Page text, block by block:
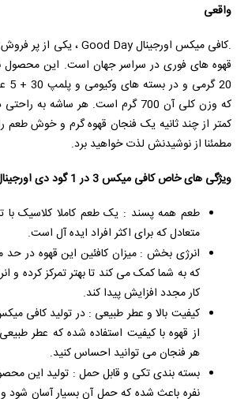
واقعی
.کافی میکس اورجینالGood Day، یکی از پر
قهوه های فوری در سراسر جهان است. این
که وزن کلی آن 700 گرم است. هر ساشه
کمتر از چند ثانیه یک فنجان قهوه گرم و خوش طعم
مطمئنا از نوشیدنش لذت خواهید برد.
ویژگی های خاص کافی میکس 3 در 1 گود دی اورجینال :
طعم همه پسند : یک طعم کاملا کلاسیک با
متعادل که برای اکثر افراد ایده آل است.
انرژی بخش : میزان کافئین این قهوه در
که به شما کمک می کند تا بهتر تمرکز کرده و
کار مجدد افزایش پیدا کند.
کیفیت بالا و عطر طبیعی : در تولید کافی
از قهوه با کیفیت استفاده شده که عطر
هر فنجان می توانید احساس کنید.
بسته بندی تکی و قابل حمل : تولید این
نفره باعث شده که حمل آن بسیار آسان شود و